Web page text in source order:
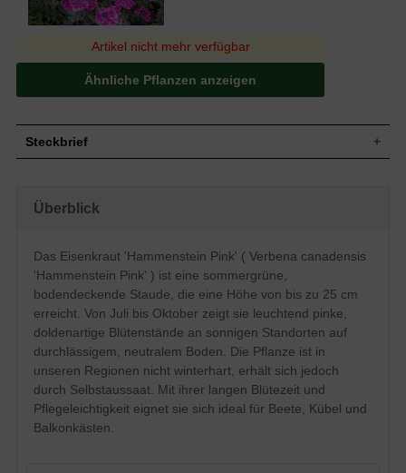
Artikel nicht mehr verfügbar
Ähnliche Pflanzen anzeigen
Steckbrief
Wuchshöhe
Blüte
leuchtend pink, doldenartiger Blütenstand
Blütezeit
Juli-Oktober
Boden
Normal durchlässig, neutral
Standort
Sonnig
Pflanzen pro
m²
6 bis 9
Ursprünglich aus Südamerika stammend,
hat sich das Eisenkraut einen festen Platz
in unseren Gärten und auf unseren
Terrassen gesichert – und das aus gutem
Überblick
Das Eisenkraut 'Hammenstein Pink' ( Verbena canadensis
'Hammenstein Pink' ) ist eine sommergrüne,
bodendeckende Staude, die eine Höhe von bis zu 25 cm
erreicht. Von Juli bis Oktober zeigt sie leuchtend pinke,
doldenartige Blütenstände an sonnigen Standorten auf
durchlässigem, neutralem Boden. Die Pflanze ist in
unseren Regionen nicht winterhart, erhält sich jedoch
durch Selbstaussaat. Mit ihrer langen Blütezeit und
Pflegeleichtigkeit eignet sie sich ideal für Beete, Kübel und
Balkonkästen.